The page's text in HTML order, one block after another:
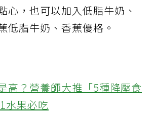
心，也可以加入低脂牛奶、
低脂牛奶、香蕉優格。
高？營養師大推「5種降壓食
水果必吃